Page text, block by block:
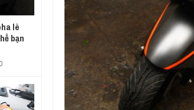
lê
bạn
0